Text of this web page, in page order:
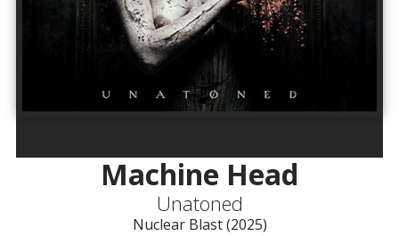
Machine Head
Unatoned
Nuclear Blast (2025)